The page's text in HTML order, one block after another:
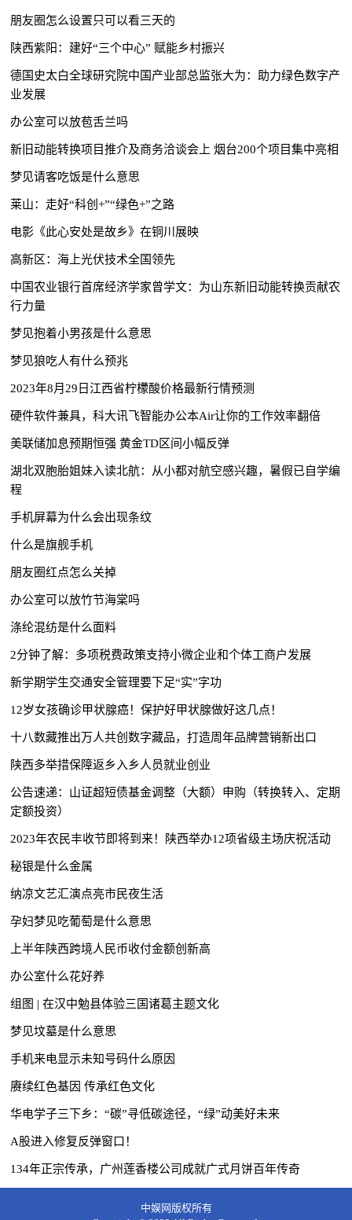
朋友圈怎么设置只可以看三天的
陕西紫阳：建好“三个中心” 赋能乡村振兴
德国史太白全球研究院中国产业部总监张大为：助力绿色数字产
业发展
办公室可以放苞舌兰吗
新旧动能转换项目推介及商务洽谈会上 烟台200个项目集中亮相
梦见请客吃饭是什么意思
莱山：走好“科创+”“绿色+”之路
电影《此心安处是故乡》在铜川展映
高新区：海上光伏技术全国领先
中国农业银行首席经济学家曾学文：为山东新旧动能转换贡献农
行力量
梦见抱着小男孩是什么意思
梦见狼吃人有什么预兆
2023年8月29日江西省柠檬酸价格最新行情预测
硬件软件兼具，科大讯飞智能办公本Air让你的工作效率翻倍
美联储加息预期恒强 黄金TD区间小幅反弹
湖北双胞胎姐妹入读北航：从小都对航空感兴趣，暑假已自学编
程
手机屏幕为什么会出现条纹
什么是旗舰手机
朋友圈红点怎么关掉
办公室可以放竹节海棠吗
涤纶混纺是什么面料
2分钟了解：多项税费政策支持小微企业和个体工商户发展
新学期学生交通安全管理要下足“实”字功
12岁女孩确诊甲状腺癌！保护好甲状腺做好这几点！
十八数藏推出万人共创数字藏品，打造周年品牌营销新出口
陕西多举措保障返乡入乡人员就业创业
公告速递：山证超短债基金调整（大额）申购（转换转入、定期
定额投资）
2023年农民丰收节即将到来！陕西举办12项省级主场庆祝活动
秘银是什么金属
纳凉文艺汇演点亮市民夜生活
孕妇梦见吃葡萄是什么意思
上半年陕西跨境人民币收付金额创新高
办公室什么花好养
组图 | 在汉中勉县体验三国诸葛主题文化
梦见坟墓是什么意思
手机来电显示未知号码什么原因
赓续红色基因 传承红色文化
华电学子三下乡：“碳”寻低碳途径，“绿”动美好未来
A股进入修复反弹窗口！
134年正宗传承，广州莲香楼公司成就广式月饼百年传奇
中娱网版权所有